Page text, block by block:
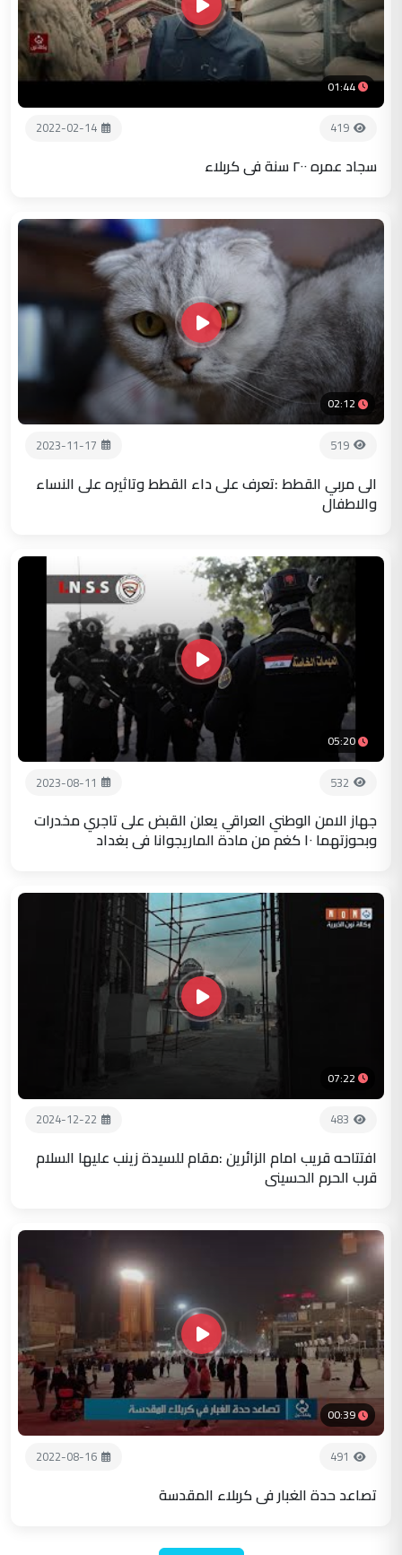
01:44
419
2022-02-14
سجاد عمره ٢٠٠ سنة في كربلاء
02:12
519
2023-11-17
الى مربي القطط :تعرف على داء القطط وتاثيره على النساء
والاطفال
05:20
532
2023-08-11
جهاز الامن الوطني العراقي يعلن القبض على تاجري مخدرات
وبحوزتهما ١٠ كغم من مادة الماريجوانا في بغداد
07:22
483
2024-12-22
افتتاحه قريب امام الزائرين :مقام للسيدة زينب عليها السلام
قرب الحرم الحسيني
00:39
491
2022-08-16
تصاعد حدة الغبار في كربلاء المقدسة